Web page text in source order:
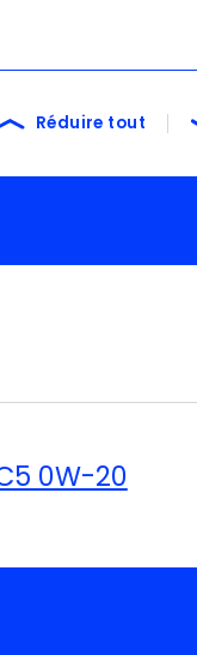
Réduire tout
0W-20